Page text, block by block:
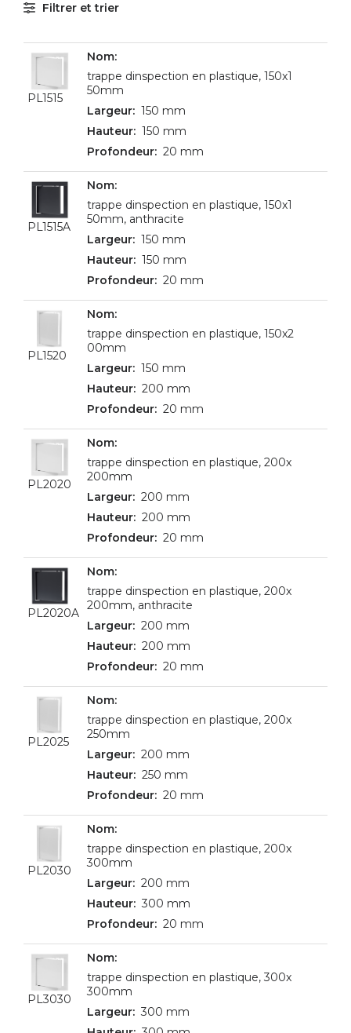
Filtrer et trier
PL1515
trappe dinspection en plastique, 150x1
50mm
150 mm
150 mm
20 mm
PL1515A
trappe dinspection en plastique, 150x1
50mm, anthracite
150 mm
150 mm
20 mm
PL1520
trappe dinspection en plastique, 150x2
00mm
150 mm
200 mm
20 mm
PL2020
trappe dinspection en plastique, 200x
200mm
200 mm
200 mm
20 mm
PL2020A
trappe dinspection en plastique, 200x
200mm, anthracite
200 mm
200 mm
20 mm
PL2025
trappe dinspection en plastique, 200x
250mm
200 mm
250 mm
20 mm
PL2030
trappe dinspection en plastique, 200x
300mm
200 mm
300 mm
20 mm
PL3030
trappe dinspection en plastique, 300x
300mm
300 mm